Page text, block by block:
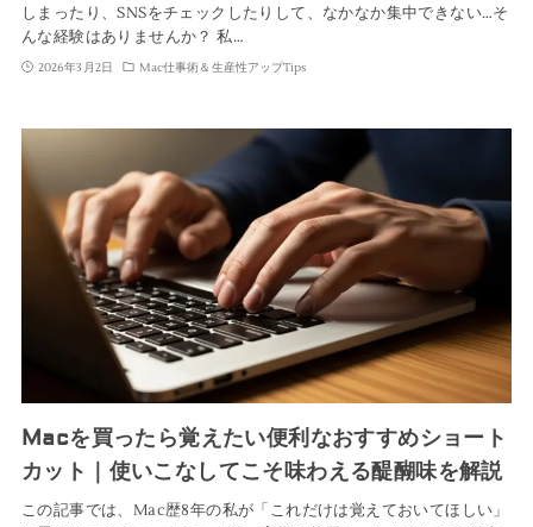
しまったり、SNSをチェックしたりして、なかなか集中できない…そ
んな経験はありませんか？ 私…
2026年3月2日 Mac仕事術＆生産性アップTips
Macを買ったら覚えたい便利なおすすめショート
カット｜使いこなしてこそ味わえる醍醐味を解説
この記事では、Mac歴8年の私が「これだけは覚えておいてほしい」